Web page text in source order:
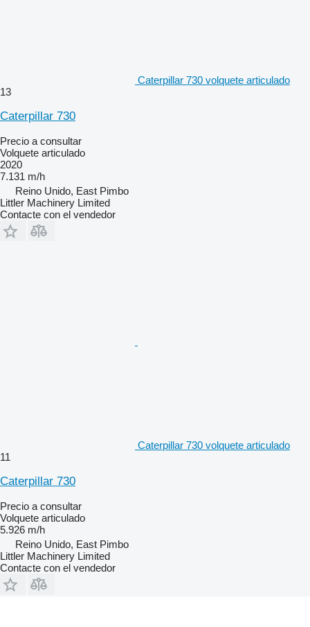
Caterpillar 730 volquete articulado
13
Caterpillar 730
Precio a consultar
Volquete articulado
2020
7.131 m/h
Reino Unido, East Pimbo
Littler Machinery Limited
Contacte con el vendedor
Caterpillar 730 volquete articulado
11
Caterpillar 730
Precio a consultar
Volquete articulado
5.926 m/h
Reino Unido, East Pimbo
Littler Machinery Limited
Contacte con el vendedor